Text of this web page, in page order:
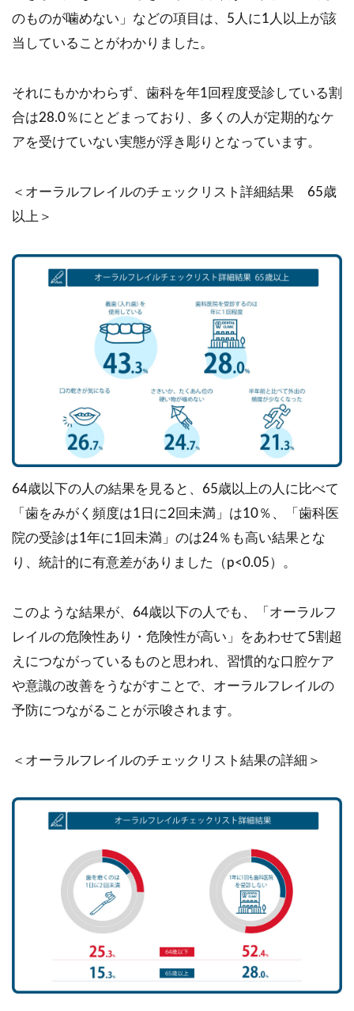
のものが噛めない」などの項目は、5人に1人以上が該
当していることがわかりました。
それにもかかわらず、歯科を年1回程度受診している割
合は28.0％にとどまっており、多くの人が定期的なケ
アを受けていない実態が浮き彫りとなっています。
＜オーラルフレイルのチェックリスト詳細結果 65歳
以上＞
64歳以下の人の結果を見ると、65歳以上の人に比べて
「歯をみがく頻度は1日に2回未満」は10％、「歯科医
院の受診は1年に1回未満」のは24％も高い結果とな
り、統計的に有意差がありました（p<0.05）。
このような結果が、64歳以下の人でも、「オーラルフ
レイルの危険性あり・危険性が高い」をあわせて5割超
えにつながっているものと思われ、習慣的な口腔ケア
や意識の改善をうながすことで、オーラルフレイルの
予防につながることが示唆されます。
＜オーラルフレイルのチェックリスト結果の詳細＞